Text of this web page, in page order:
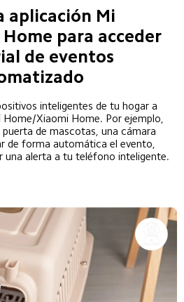
aplicación Mi
para acceder
de eventos
inteligentes de tu hogar a
Home/Xiaomi Home. Por ejemplo,
puerta de mascotas, una cámara
de forma automática el evento,
una alerta a tu teléfono inteligente.